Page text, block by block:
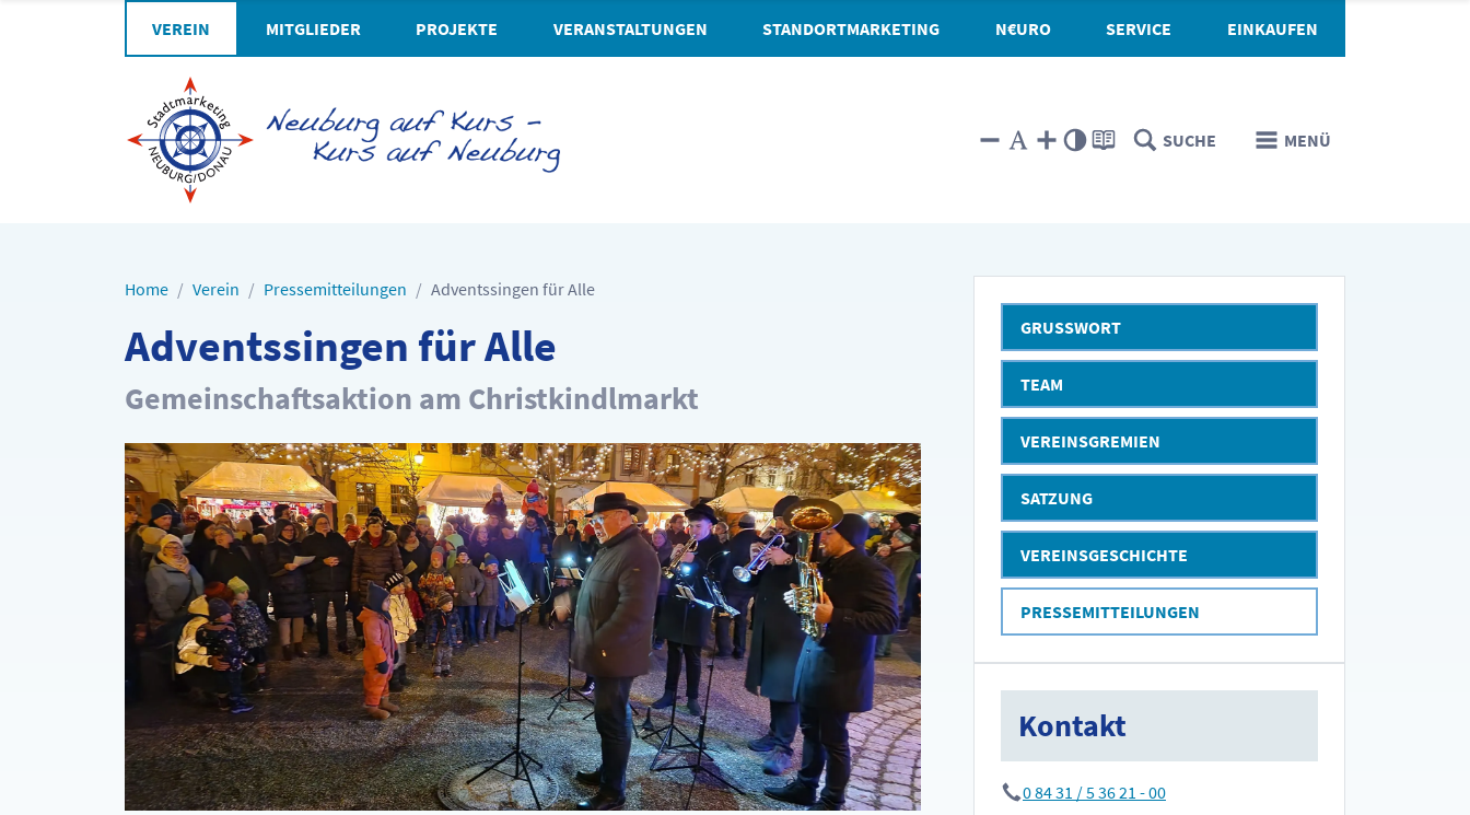
VEREIN MITGLIEDER PROJEKTE VERANSTALTUNGEN STANDORTMARKETING N€URO SERVICE EINKAUFEN
SUCHE MENÜ
Home Verein Pressemitteilungen Adventssingen für Alle
Adventssingen für Alle
Gemeinschaftsaktion am Christkindlmarkt
GRUSSWORT
TEAM
VEREINSGREMIEN
SATZUNG
VEREINSGESCHICHTE
PRESSEMITTEILUNGEN
Kontakt
0 84 31 / 5 36 21 - 00